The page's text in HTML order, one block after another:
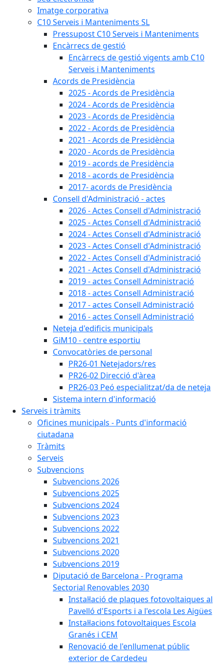
Imatge corporativa
C10 Serveis i Manteniments SL
Pressupost C10 Serveis i Manteniments
Encàrrecs de gestió
Encàrrecs de gestió vigents amb C10
Serveis i Manteniments
Acords de Presidència
2025 - Acords de Presidència
2024 - Acords de Presidència
2023 - Acords de Presidència
2022 - Acords de Presidència
2021 - Acords de Presidència
2020 - Acords de Presidència
2019 - acords de Presidència
2018 - acords de Presidència
2017- acords de Presidència
Consell d'Administració - actes
2026 - Actes Consell d'Administració
2025 - Actes Consell d'Administració
2024 - Actes Consell d'Administració
2023 - Actes Consell d'Administració
2022 - Actes Consell d'Administració
2021 - Actes Consell d'Administració
2019 - actes Consell Administració
2018 - actes Consell Administració
2017 - actes Consell Administració
2016 - actes Consell Administració
Neteja d'edificis municipals
GiM10 - centre esportiu
Convocatòries de personal
PR26-01 Netejadors/res
PR26-02 Direcció d'àrea
PR26-03 Peó especialitzat/da de neteja
Sistema intern d'informació
Serveis i tràmits
Oficines municipals - Punts d'informació
ciutadana
Tràmits
Serveis
Subvencions
Subvencions 2026
Subvencions 2025
Subvencions 2024
Subvencions 2023
Subvencions 2022
Subvencions 2021
Subvencions 2020
Subvencions 2019
Diputació de Barcelona - Programa
Sectorial Renovables 2030
Instal·lació de plaques fotovoltaiques al
Pavelló d'Esports i a l'escola Les Aigües
Instal·lacions fotovoltaiques Escola
Granés i CEM
Renovació de l'enllumenat públic
exterior de Cardedeu